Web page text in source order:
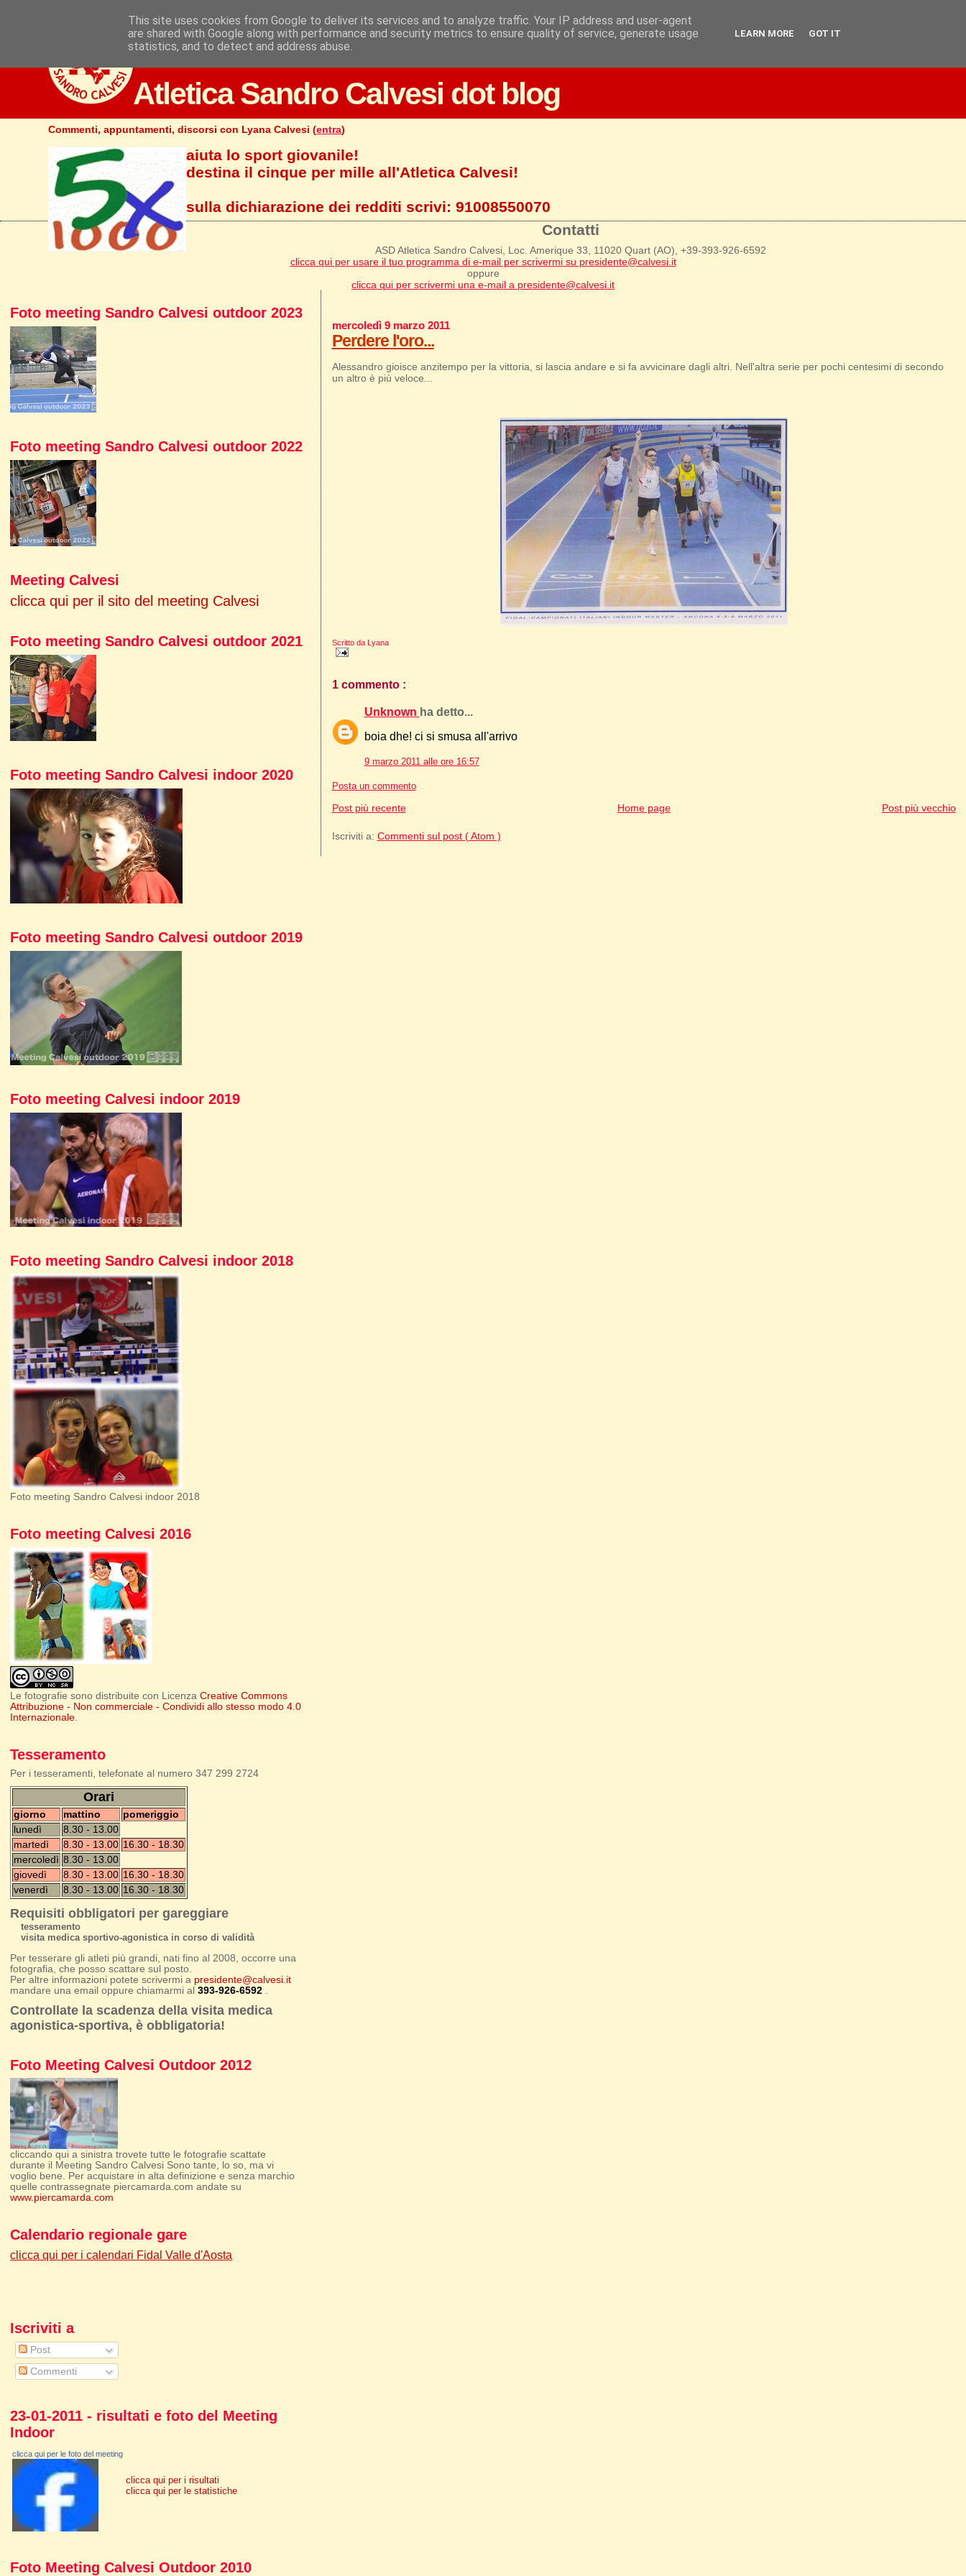
Atletica Sandro Calvesi dot blog
Commenti, appuntamenti, discorsi con Lyana Calvesi (entra)
aiuta lo sport giovanile!
destina il cinque per mille all'Atletica Calvesi!
sulla dichiarazione dei redditi scrivi:91008550070
Contatti
ASD Atletica Sandro Calvesi, Loc. Amerique 33, 11020 Quart (AO), +39-393-926-6592
clicca qui per usare il tuo programma di e-mail per scrivermi su presidente@calvesi.it
oppure
clicca qui per scrivermi una e-mail a presidente@calvesi.it
mercoledì 9 marzo 2011
Perdere l'oro...
Alessandro gioisce anzitempo per la vittoria, si lascia andare e si fa avvicinare dagli altri. Nell'altra serie per pochi centesimi di secondo
un altro è più veloce...
Scritto da Lyana
1 commento :
Unknown ha detto...
boia dhe! ci si smusa all'arrivo
9 marzo 2011 alle ore 16:57
Posta un commento
Post più recente Post più vecchio
Home page
Iscriviti a: Commenti sul post ( Atom )
Foto meeting Sandro Calvesi outdoor 2023
Foto meeting Sandro Calvesi outdoor 2022
Meeting Calvesi
clicca qui per il sito del meeting Calvesi
Foto meeting Sandro Calvesi outdoor 2021
Foto meeting Sandro Calvesi indoor 2020
Foto meeting Sandro Calvesi outdoor 2019
Foto meeting Calvesi indoor 2019
Foto meeting Sandro Calvesi indoor 2018
Foto meeting Sandro Calvesi indoor 2018
Foto meeting Calvesi 2016
Le fotografie sono distribuite con LicenzaCreative Commons
Attribuzione - Non commerciale - Condividi allo stesso modo 4.0
Internazionale.
Tesseramento
Per i tesseramenti, telefonate al numero 347 299 2724
Orari
giorno mattino
pomeriggio
lunedì
8.30 - 13.00
martedì
8.30 - 13.00 16.30 - 18.30
mercoledì 8.30 - 13.00
giovedì
8.30 - 13.00 16.30 - 18.30
venerdì
8.30 - 13.00 16.30 - 18.30
Requisiti obbligatori per gareggiare
tesseramento
visita medica sportivo-agonistica in corso di validità
Per tesserare gli atleti più grandi, nati fino al 2008, occorre una
fotografia, che posso scattare sul posto.
Per altre informazioni potete scrivermi a presidente@calvesi.it
mandare una email oppure chiamarmi al393-926-6592
Controllate la scadenza della visita medica
agonistica-sportiva, è obbligatoria!
Foto Meeting Calvesi Outdoor 2012
cliccando qui a sinistra trovete tutte le fotografie scattate
durante il Meeting Sandro Calvesi Sono tante, lo so, ma vi
voglio bene. Per acquistare in alta definizione e senza marchio
quelle contrassegnate piercamarda.com andate su
www.piercamarda.com
Calendario regionale gare
clicca qui per i calendari Fidal Valle d'Aosta
Iscriviti a
Post
Commenti
23-01-2011 - risultati e foto del Meeting
Indoor
clicca qui per le foto del meeting
clicca qui per i risultati
clicca qui per le statistiche
Foto Meeting Calvesi Outdoor 2010
This site uses cookies from Google to deliver its services and to analyze traffic. Your IP address and user-agent
are shared with Google along with performance and security metrics to ensure quality of service, generate usage
statistics, and to detect and address abuse.
LEARN MORE GOT IT